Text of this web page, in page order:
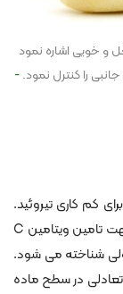
و خویی اشاره نمود
را کنترل نمود.
کم کاری تیروئید.
میوه توت فرنگی به عنوان یک میوه بسیار مقوی جهت تامین ویتامین C
شناخته می شود.
تعادلی در سطح ماده